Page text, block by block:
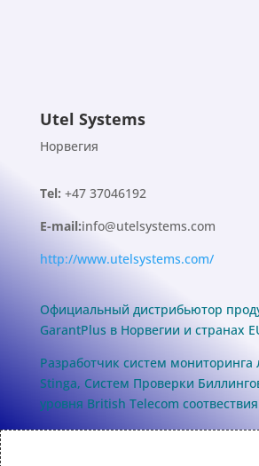
Utel Systems
Норвегия
Tel: +47 37046192
E-mail:info@utelsystems.com
http://www.utelsystems.com/
Официальный дистрибьютор
GarantPlus в Норвегии и странах
Разработчик систем мониторинга
Stinga, Систем Проверки
уровня British Telecom